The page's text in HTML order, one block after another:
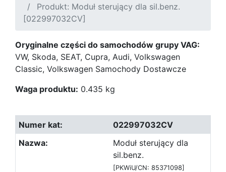
Produkt: Moduł sterujący dla sil.benz.
[022997032CV]
Oryginalne części do samochodów grupy VAG:
VW, Skoda, SEAT, Cupra, Audi, Volkswagen
Classic, Volkswagen Samochody Dostawcze
Waga produktu: 0.435 kg
022997032CV
Moduł sterujący dla
sil.benz.
[PKWiU/CN: 85371098]